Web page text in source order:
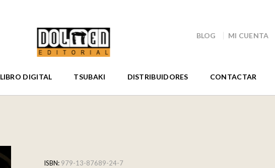
BLOG MI CUENTA
LIBRO DIGITAL TSUBAKI DISTRIBUIDORES CONTACTAR
ISBN: 979-13-87689-24-7